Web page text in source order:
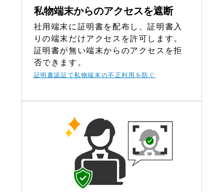
私物端末からのアクセスを遮断
社用端末に証明書を配布し、証明書入
りの端末だけアクセスを許可します。
証明書が無い端末からのアクセスを拒
否できます。
証明書認証で私物端末の不正利用 を防ぐ